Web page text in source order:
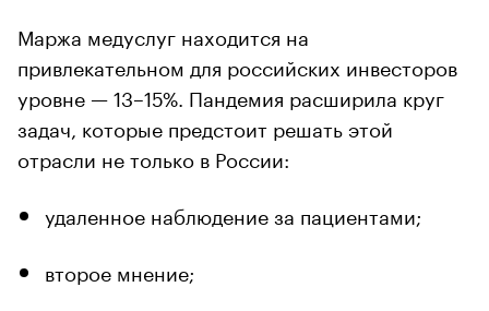
Маржа медуслуг находится на
привлекательном для российских инвесторов
уровне — 13–15%. Пандемия расширила круг
задач, которые предстоит решать этой
отрасли не только в России:
удаленное наблюдение за пациентами;
второе мнение;